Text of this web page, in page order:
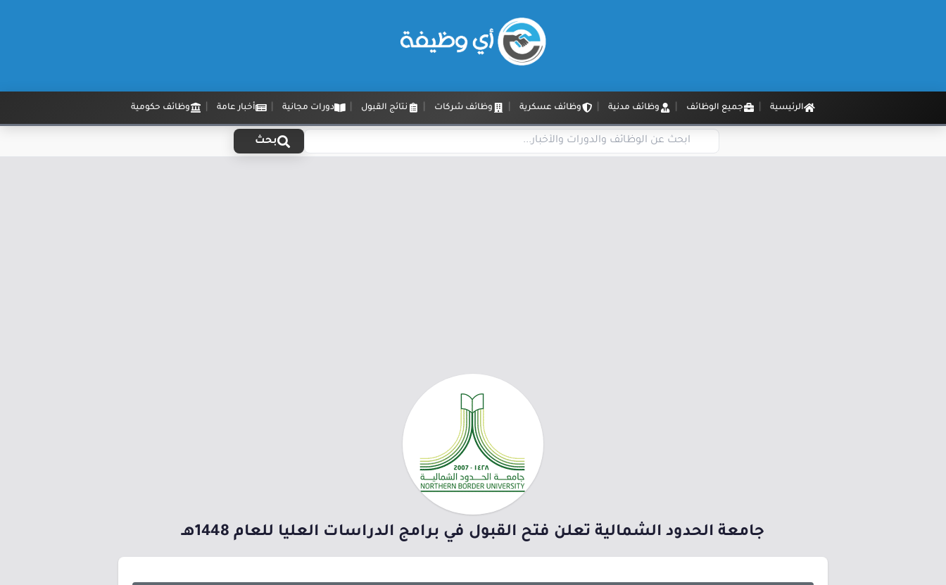
الرئيسية جميع الوظائف وظائف مدنية وظائف عسكرية وظائف شركات نتائج القبول دورات مجانية أخبار عامة وظائف حكومية
بحث
جامعة الحدود الشمالية تعلن فتح القبول في برامج الدراسات العليا للعام 1448هـ